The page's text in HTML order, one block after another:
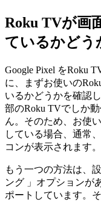
Roku TVが画
ているかどう
Google Pixel をRoku
に、まずお使いの
いるかどうかを確認
部のRoku TVでしか
ん。そのため、お使
している場合、通常
コンが表示されます。
もう一つの方法は、
ング 」オプションが
ポートしています。